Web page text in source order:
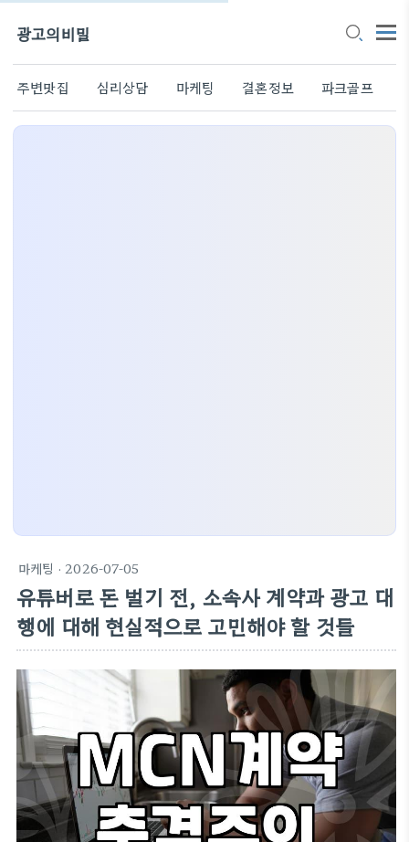
광고의비밀
주변맛집 심리상담 마케팅 결혼정보 파크골프
마케팅 · 2026-07-05
유튜버로 돈 벌기 전, 소속사 계약과 광고 대
행에 대해 현실적으로 고민해야 할 것들